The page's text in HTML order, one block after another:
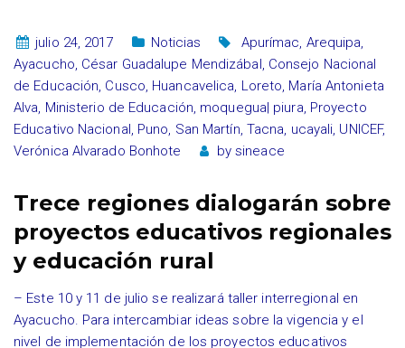
julio 24, 2017 Noticias Apurímac, Arequipa,
Ayacucho, César Guadalupe Mendizábal, Consejo Nacional
de Educación, Cusco, Huancavelica, Loreto, María Antonieta
Alva, Ministerio de Educación, moquegua| piura, Proyecto
Educativo Nacional, Puno, San Martín, Tacna, ucayali, UNICEF,
Verónica Alvarado Bonhote
bysineace
Trece regiones dialogarán sobre
proyectos educativos regionales
y educación rural
– Este 10 y 11 de julio se realizará taller interregional en
Ayacucho. Para intercambiar ideas sobre la vigencia y el
nivel de implementación de los proyectos educativos